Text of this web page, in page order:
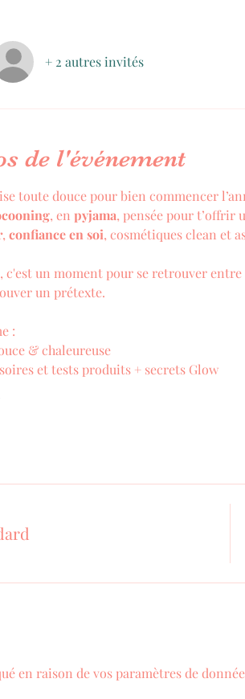
+ 2 autres invités
de l'événement
toute douce pour bien commencer
, en pyjama, pensée pour t’offrir
, confiance en soi, cosmétiques clean et
c'est un moment pour se retrouver
un prétexte.
:
& chaleureuse
et tests produits + secrets Glow
en raison de vos paramètres de